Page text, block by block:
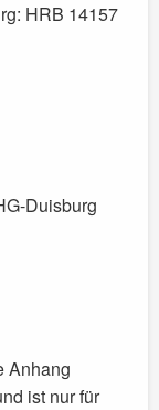
HRB 14157
Duisburg
Anhang
ist nur für